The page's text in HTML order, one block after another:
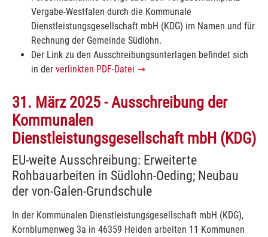
Vergabe-Westfalen durch die Kommunale
Dienstleistungsgesellschaft mbH (KDG) im Namen und für
Rechnung der Gemeinde Südlohn.
Der Link zu den Ausschreibungsunterlagen befindet sich
in der verlinkten PDF-Datei
31. März 2025 - Ausschreibung der
Kommunalen
Dienstleistungsgesellschaft mbH (KDG)
EU-weite Ausschreibung: Erweiterte
Rohbauarbeiten in Südlohn-Oeding; Neubau
der von-Galen-Grundschule
In der Kommunalen Dienstleistungsgesellschaft mbH (KDG),
Kornblumenweg 3a in 46359 Heiden arbeiten 11 Kommunen